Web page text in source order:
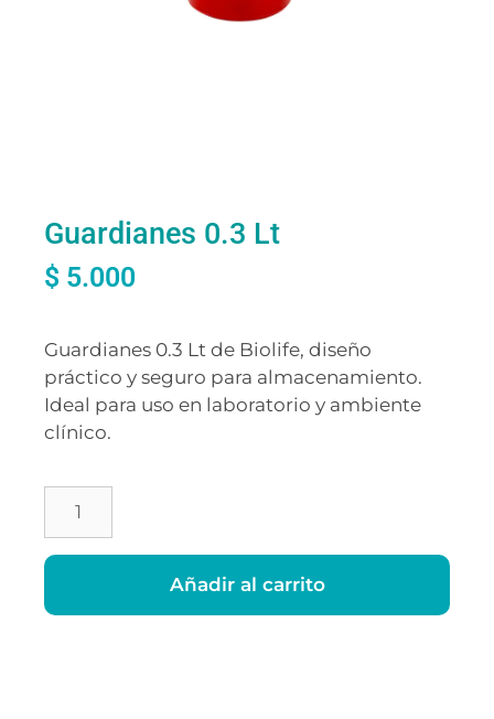
Guardianes 0.3 Lt
$ 5.000
Guardianes 0.3 Lt de Biolife, diseño
práctico y seguro para almacenamiento.
Ideal para uso en laboratorio y ambiente
clínico.
Añadir al carrito